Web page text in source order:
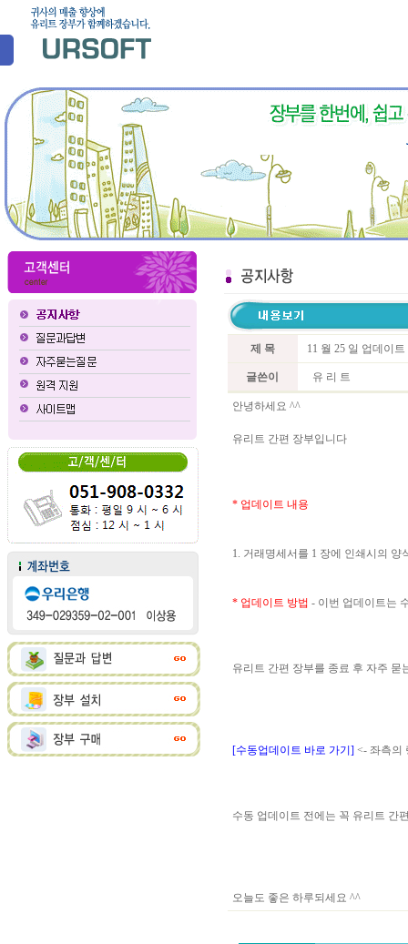
제 목 11 월 25 일 업데이
글쓴이 유 리 트
안녕하세요 ^^
유리트 간편 장부입니다
* 업데이트 내용
1. 거래명세서를 1 장에 인쇄시의 양
* 업데이트 방법 - 이번 업데이트는
유리트 간편 장부를 종료 후 자주
[수동업데이트 바로 가기] <- 좌측의
수동 업데이트 전에는 꼭 유리트 간
오늘도 좋은 하루되세요 ^^